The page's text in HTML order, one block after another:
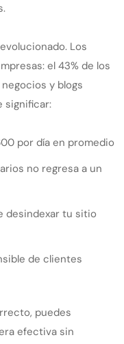
Los
el 43% de los
y blogs
significar:
por día en promedio
no regresa a un
desindexar tu sitio
de clientes
puedes
efectiva sin